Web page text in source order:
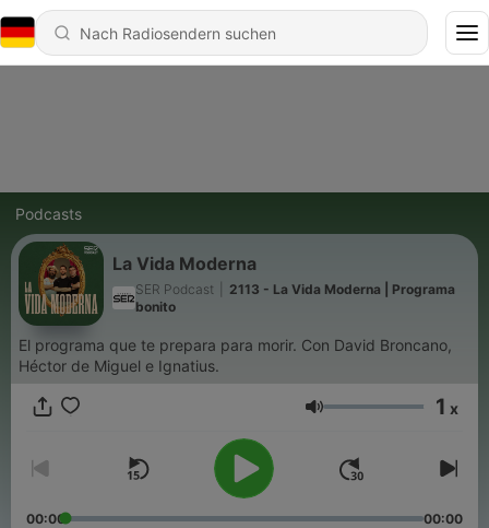
Podcasts
La Vida Moderna
SER Podcast
2113 - La Vida Moderna | Programa
bonito
El programa que te prepara para morir. Con David Broncano,
Héctor de Miguel e Ignatius.
Lautstärke 1 x
00:00 00:00